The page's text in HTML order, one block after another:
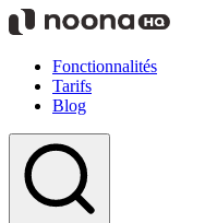
Fonctionnalités
Tarifs
Blog